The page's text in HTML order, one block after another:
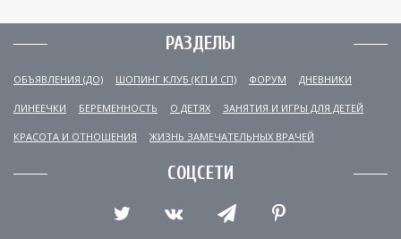
РАЗДЕЛЫ
ОБЪЯВЛЕНИЯ (ДО) ШОПИНГ КЛУБ (КП И СП) ФОРУМ ДНЕВНИКИ
ЛИНЕЕЧКИ БЕРЕМЕННОСТЬ О ДЕТЯХ ЗАНЯТИЯ И ИГРЫ ДЛЯ ДЕТЕЙ
КРАСОТА И ОТНОШЕНИЯ ЖИЗНЬ ЗАМЕЧАТЕЛЬНЫХ ВРАЧЕЙ
СОЦСЕТИ